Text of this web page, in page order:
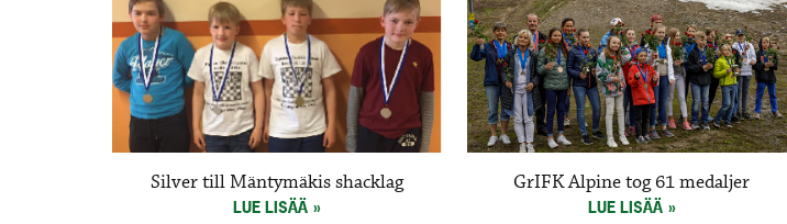
Silver till Mäntymäkis shacklag
LUE LISÄÄ
GrIFK Alpine tog 61 medaljer
LUE LISÄÄ